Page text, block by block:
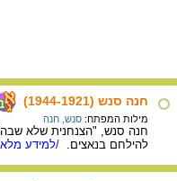
חנה סנש (1944-1921)
מילות המפתח: סנש, חנה
להילחם בנאצים.
/למידע